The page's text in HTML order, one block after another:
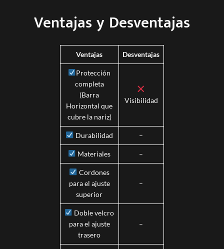
Ventajas y Desventajas
Ventajas Desventajas
Protección
completa
(Barra
Horizontal que
cubre la nariz)
Visibilidad
Durabilidad –
Materiales –
Cordones
para el ajuste
superior
–
Doble velcro
para el ajuste
trasero
–